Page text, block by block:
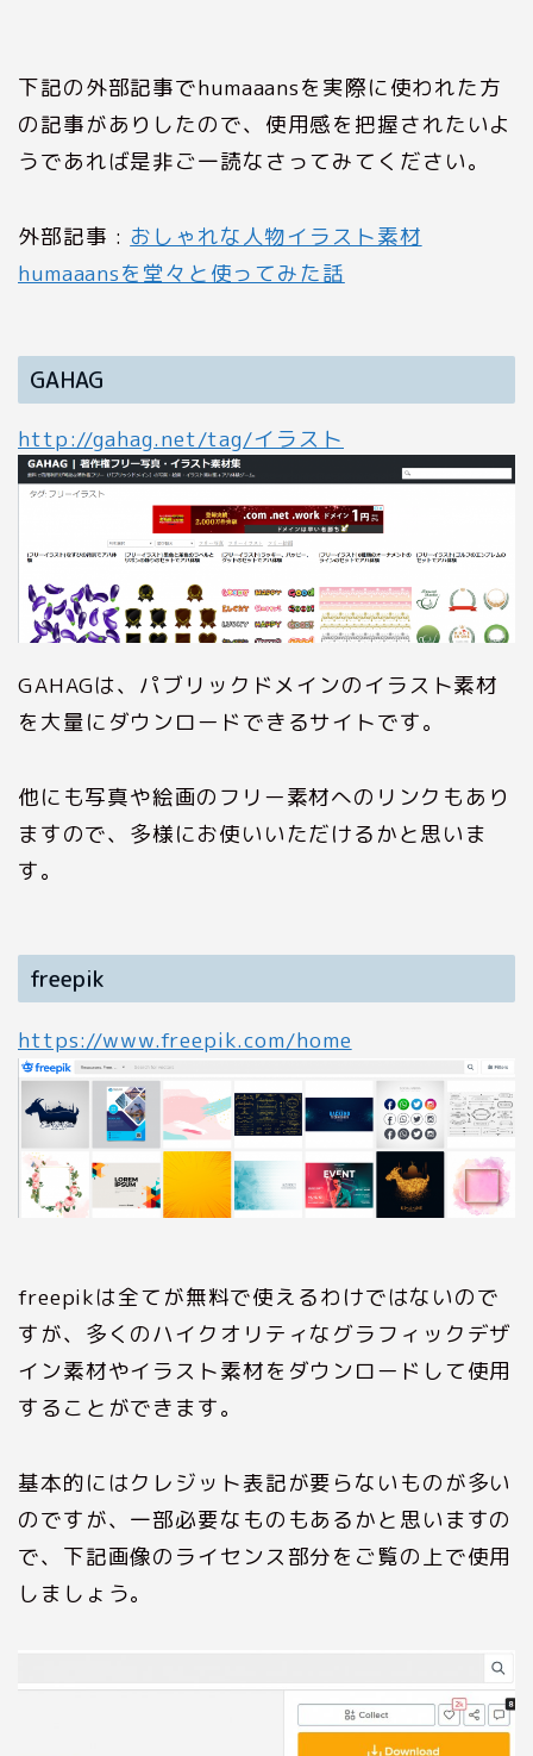
下記の外部記事でhumaaansを実際に使われた方
の記事がありしたので、使用感を把握されたいよ
うであれば是非ご一読なさってみてください。
外部記事 : おしゃれな人物イラスト素材
humaaansを堂々と使ってみた話
GAHAG
http://gahag.net/tag/イラスト
GAHAGは、パブリックドメインのイラスト素材
を大量にダウンロードできるサイトです。
他にも写真や絵画のフリー素材へのリンクもあり
ますので、多様にお使いいただけるかと思いま
す。
freepik
https://www.freepik.com/home
freepikは全てが無料で使えるわけではないので
すが、多くのハイクオリティなグラフィックデザ
イン素材やイラスト素材をダウンロードして使用
することができます。
基本的にはクレジット表記が要らないものが多い
のですが、一部必要なものもあるかと思いますの
で、下記画像のライセンス部分をご覧の上で使用
しましょう。